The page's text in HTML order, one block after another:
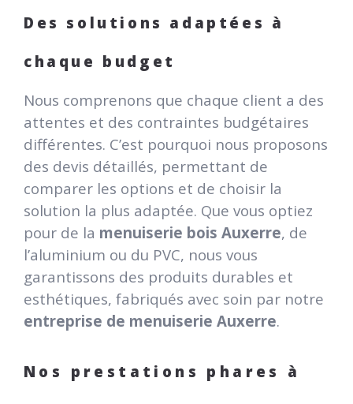
Des solutions adaptées à
chaque budget
Nous comprenons que chaque client a des
attentes et des contraintes budgétaires
différentes. C’est pourquoi nous proposons
des devis détaillés, permettant de
comparer les options et de choisir la
solution la plus adaptée. Que vous optiez
pour de la menuiserie bois Auxerre, de
l’aluminium ou du PVC, nous vous
garantissons des produits durables et
esthétiques, fabriqués avec soin par notre
entreprise de menuiserie Auxerre.
Nos prestations phares à